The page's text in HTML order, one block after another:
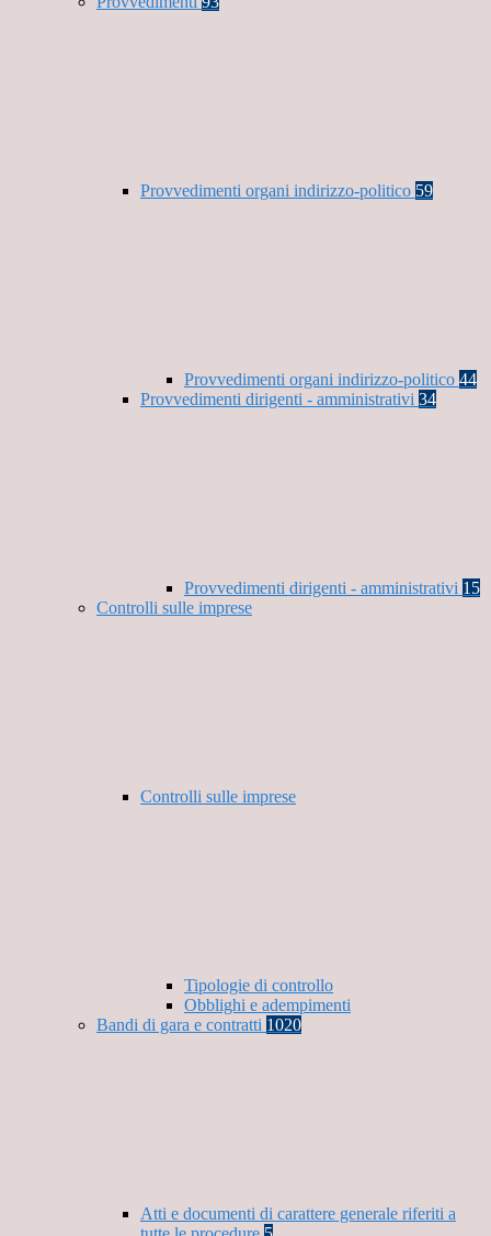
Provvedimenti organi indirizzo-politico 59
Provvedimenti organi indirizzo-politico 44
Provvedimenti dirigenti - amministrativi 34
Provvedimenti dirigenti - amministrativi 15
Controlli sulle imprese
Controlli sulle imprese
Tipologie di controllo
Obblighi e adempimenti
Bandi di gara e contratti 1020
Atti e documenti di carattere generale riferiti a